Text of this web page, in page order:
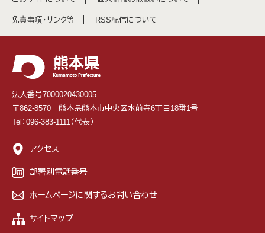
免責事項・リンク等 RSS配信について
法人番号7000020430005
〒862-8570 熊本県熊本市中央区水前寺6丁目18番1号
Tel：096-383-1111（代表）
アクセス
部署別電話番号
ホームページに関するお問い合わせ
サイトマップ